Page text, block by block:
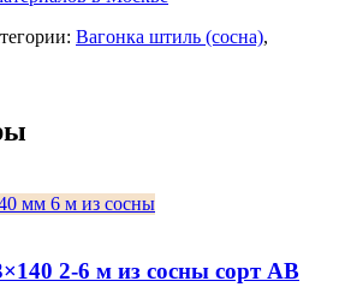
Вагонка штиль (сосна),
2-6 м из сосны сорт АВ